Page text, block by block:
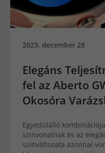
2023. december 28
Elegáns
fel az Aberto
Okosóra
Egyedülálló
színvonalnak és az
színváltozata azonnal